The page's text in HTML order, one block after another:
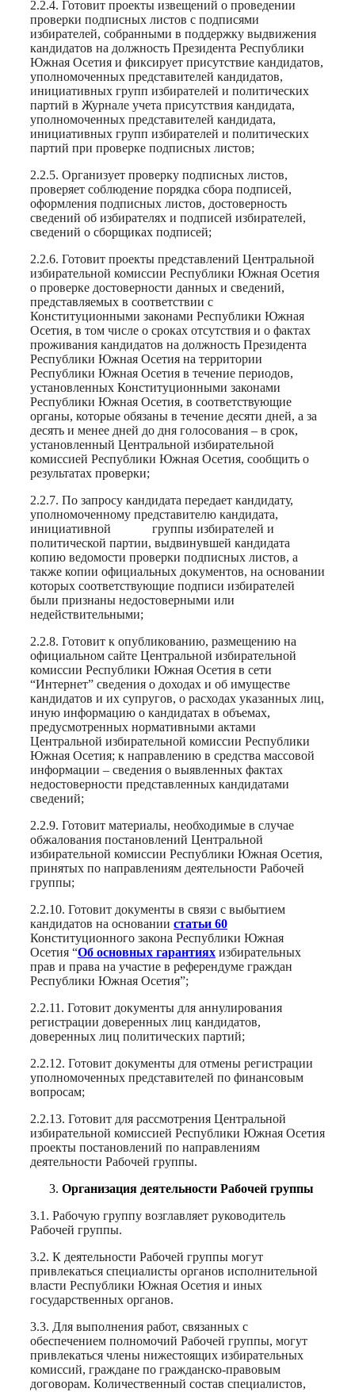
2.2.4. Готовит проекты извещений о проведении
проверки подписных листов с подписями
избирателей, собранными в поддержку выдвижения
кандидатов на должность Президента Республики
Южная Осетия и фиксирует присутствие кандидатов,
уполномоченных представителей кандидатов,
инициативных групп избирателей и политических
партий в Журнале учета присутствия кандидата,
уполномоченных представителей кандидата,
инициативных групп избирателей и политических
партий при проверке подписных листов;
2.2.5. Организует проверку подписных листов,
проверяет соблюдение порядка сбора подписей,
оформления подписных листов, достоверность
сведений об избирателях и подписей избирателей,
сведений о сборщиках подписей;
2.2.6. Готовит проекты представлений Центральной
избирательной комиссии Республики Южная Осетия
о проверке достоверности данных и сведений,
представляемых в соответствии с
Конституционными законами Республики Южная
Осетия, в том числе о сроках отсутствия и о фактах
проживания кандидатов на должность Президента
Республики Южная Осетия на территории
Республики Южная Осетия в течение периодов,
установленных Конституционными законами
Республики Южная Осетия, в соответствующие
органы, которые обязаны в течение десяти дней, а за
десять и менее дней до дня голосования – в срок,
установленный Центральной избирательной
комиссией Республики Южная Осетия, сообщить о
результатах проверки;
2.2.7. По запросу кандидата передает кандидату,
уполномоченному представителю кандидата,
инициативной группы избирателей и
политической партии, выдвинувшей кандидата
копию ведомости проверки подписных листов, а
также копии официальных документов, на основании
которых соответствующие подписи избирателей
были признаны недостоверными или
недействительными;
2.2.8. Готовит к опубликованию, размещению на
официальном сайте Центральной избирательной
комиссии Республики Южная Осетия в сети
“Интернет” сведения о доходах и об имуществе
кандидатов и их супругов, о расходах указанных лиц,
иную информацию о кандидатах в объемах,
предусмотренных нормативными актами
Центральной избирательной комиссии Республики
Южная Осетия; к направлению в средства массовой
информации – сведения о выявленных фактах
недостоверности представленных кандидатами
сведений;
2.2.9. Готовит материалы, необходимые в случае
обжалования постановлений Центральной
избирательной комиссии Республики Южная Осетия,
принятых по направлениям деятельности Рабочей
группы;
2.2.10. Готовит документы в связи с выбытием
кандидатов на основании статьи 60
Конституционного закона Республики Южная
Осетия “Об основных гарантиях избирательных
прав и права на участие в референдуме граждан
Республики Южная Осетия”;
2.2.11. Готовит документы для аннулирования
регистрации доверенных лиц кандидатов,
доверенных лиц политических партий;
2.2.12. Готовит документы для отмены регистрации
уполномоченных представителей по финансовым
вопросам;
2.2.13. Готовит для рассмотрения Центральной
избирательной комиссией Республики Южная Осетия
проекты постановлений по направлениям
деятельности Рабочей группы.
Организация деятельности Рабочей группы
3.1. Рабочую группу возглавляет руководитель
Рабочей группы.
3.2. К деятельности Рабочей группы могут
привлекаться специалисты органов исполнительной
власти Республики Южная Осетия и иных
государственных органов.
3.3. Для выполнения работ, связанных с
обеспечением полномочий Рабочей группы, могут
привлекаться члены нижестоящих избирательных
комиссий, граждане по гражданско-правовым
договорам. Количественный состав специалистов,